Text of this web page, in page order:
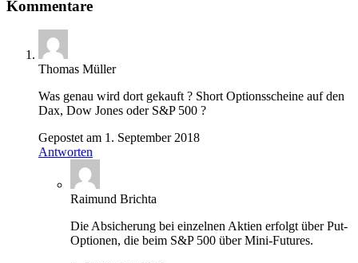
Kommentare
Thomas Müller
Was genau wird dort gekauft ? Short Optionsscheine auf den
Dax, Dow Jones oder S&P 500 ?
Gepostet am 1. September 2018
Antworten
Raimund Brichta
Die Absicherung bei einzelnen Aktien erfolgt über Put-
Optionen, die beim S&P 500 über Mini-Futures.